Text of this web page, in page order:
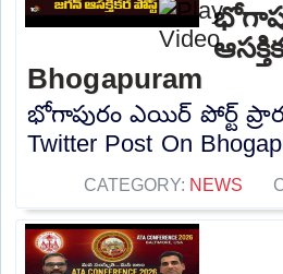
Bhogapuram
భోగాపురం ఎయిర్ పోర్ట్
Twitter Post On
CATEGORY: NEWS